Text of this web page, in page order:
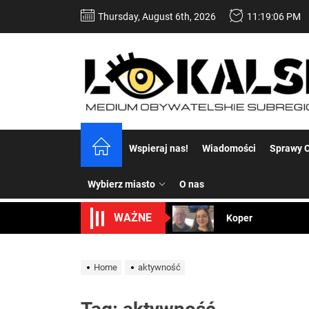
Thursday, August 6th, 2026 11:19:07 PM
Wspieraj nas! Wiadomości Sprawy
Wybierz miasto O nas
WAŻNE Uwaga Dębieńsko
Home aktywność